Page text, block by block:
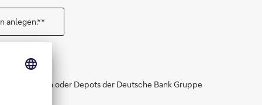
anlegen.**
auf Konten oder Depots der Deutsche Bank Gruppe